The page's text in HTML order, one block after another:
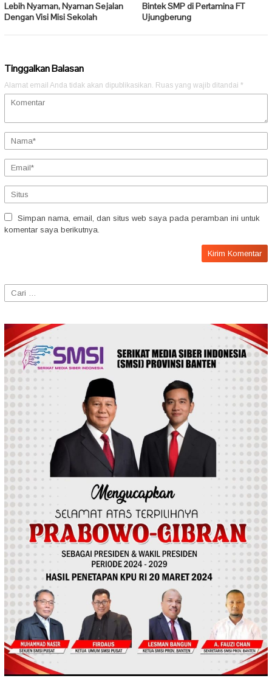
Lebih Nyaman, Nyaman Sejalan
Dengan Visi Misi Sekolah
Bintek SMP di Pertamina FT
Ujungberung
Tinggalkan Balasan
Alamat email Anda tidak akan dipublikasikan. Ruas yang wajib ditandai *
Simpan nama, email, dan situs web saya pada peramban ini untuk
komentar saya berikutnya.
Cari
untuk: